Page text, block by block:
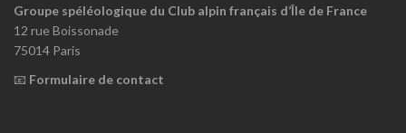
Groupe spéléologique du Club alpin français d’Île de France
12 rue Boissonade
75014 Paris
📧 Formulaire de contact